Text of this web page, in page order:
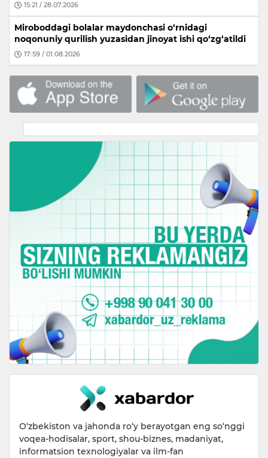
15:21 / 28.07.2026
Miroboddagi bolalar maydonchasi o‘rnidagi
noqonuniy qurilish yuzasidan jinoyat ishi qo‘zg‘atildi
17:59 / 01.08.2026
O‘zbekiston va jahonda ro‘y berayotgan eng so‘nggi
voqea-hodisalar, sport, shou-biznes, madaniyat,
informatsion texnologiyalar va ilm-fan